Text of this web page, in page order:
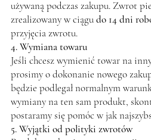
używaną podczas zakupu. Zwrot
zrealizowany w ciągudo 14 dni
przyjęcia zwrotu.
4. Wymiana towaru
Jeśli chcesz wymienić towar na
prosimy o dokonanie nowego
będzie podlegał normalnym
wymiany na ten sam produkt,
postaramy się pomóc w jak
5. Wyjątki od polityki zwrotów